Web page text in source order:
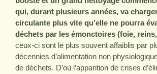
qui, durant plusieurs années, va
circulante plus vite qu’elle ne pourra
déchets par les émonctoires (foie,
ceux-ci sont le plus souvent affaiblis par
décennies d’alimentation non
de déchets. D’où l’apparition de crises